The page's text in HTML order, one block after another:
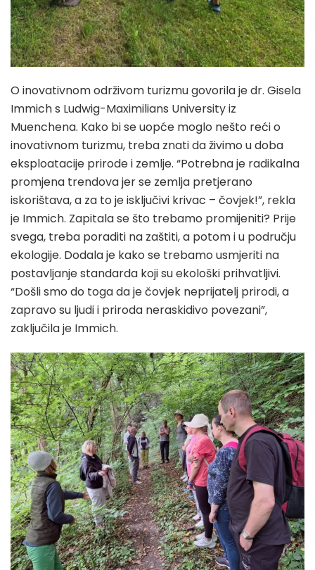
O inovativnom održivom turizmu govorila je dr. Gisela
Immich s Ludwig-Maximilians University iz
Muenchena. Kako bi se uopće moglo nešto reći o
inovativnom turizmu, treba znati da živimo u doba
eksploatacije prirode i zemlje. “Potrebna je radikalna
promjena trendova jer se zemlja pretjerano
iskorištava, a za to je isključivi krivac – čovjek!”, rekla
je Immich. Zapitala se što trebamo promijeniti? Prije
svega, treba poraditi na zaštiti, a potom i u području
ekologije. Dodala je kako se trebamo usmjeriti na
postavljanje standarda koji su ekološki prihvatljivi.
“Došli smo do toga da je čovjek neprijatelj prirodi, a
zapravo su ljudi i priroda neraskidivo povezani”,
zaključila je Immich.